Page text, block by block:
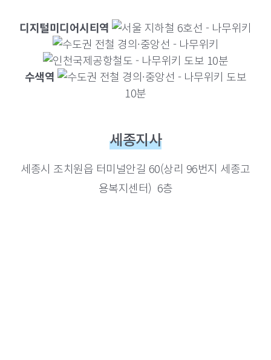
디지털미디어시티역
도보 10분
수색역
도보
10분
세종지사
세종시 조치원읍 터미널안길 60(상리 96번지 세종고
용복지센터) 6층